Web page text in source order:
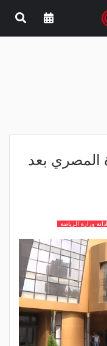
المصري بعد
وزارة الرياضة